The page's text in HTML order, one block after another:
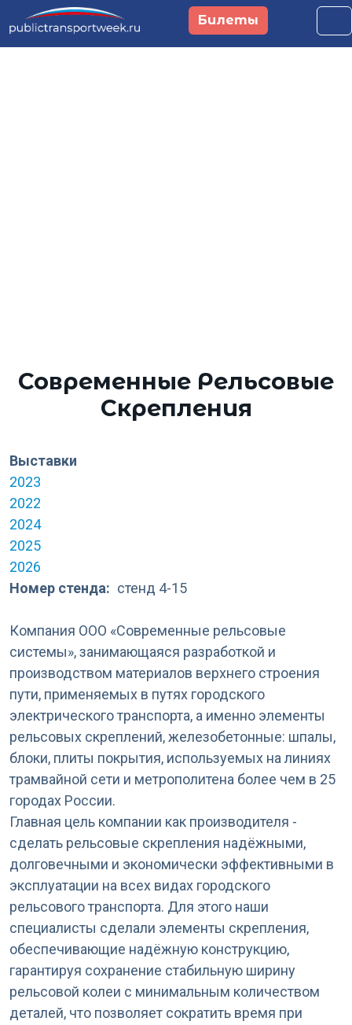
Перейти к основному содержанию
Билеты
Современные Рельсовые
Скрепления
Выставки
2023
2022
2024
2025
2026
Номер стенда
стенд 4-15
Компания ООО «Современные рельсовые
системы», занимающаяся разработкой и
производством материалов верхнего строения
пути, применяемых в путях городского
электрического транспорта, а именно элементы
рельсовых скреплений, железобетонные: шпалы,
блоки, плиты покрытия, используемых на линиях
трамвайной сети и метрополитена более чем в 25
городах России.
Главная цель компании как производителя -
сделать рельсовые скрепления надёжными,
долговечными и экономически эффективными в
эксплуатации на всех видах городского
рельсового транспорта. Для этого наши
специалисты сделали элементы скрепления,
обеспечивающие надёжную конструкцию,
гарантируя сохранение стабильную ширину
рельсовой колеи с минимальным количеством
деталей, что позволяет сократить время при